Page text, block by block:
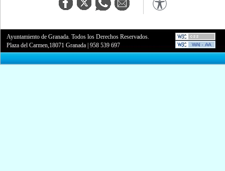
Ayuntamiento de Granada. Todos los Derechos Reservados.
Plaza del Carmen,18071 Granada |958 539 697